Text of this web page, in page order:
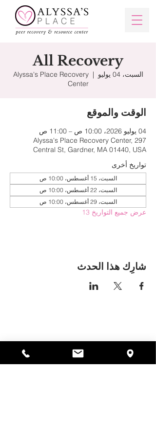
All Recovery
السبت، 04 يوليو
  |
Alyssa's Place Recovery
Center
الوقت والموقع
04 يوليو 2026، 10:00 ص – 11:00 ص
Alyssa's Place Recovery Center, 297
Central St, Gardner, MA 01440, USA
تواريخ أخرى
السبت، 15 أغسطس، 10:00 ص
السبت، 22 أغسطس، 10:00 ص
السبت، 29 أغسطس، 10:00 ص
عرض جميع التواريخ 13
شارِك هذا الحدث
297 شارع سنترال جاردنر،
ماساتشوستس 01440
978-364-0920